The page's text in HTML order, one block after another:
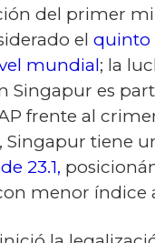
del primer
el quinto
mundial; la
Singapur es
frente al
Singapur tiene
23.1,
menor índice